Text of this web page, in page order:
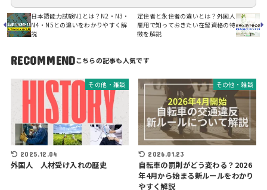
日本語能力試験N1とは？N2・N3・
N4・N5との違いをわかりやすく解
説
定住者と永住者の違いとは？外国人
雇用で知っておきたい在留資格の特
徴を解説
RECOMMEND
その他・雑談
2025.12.04
外国人 人材受け入れの歴史
その他・雑談
2026.01.23
自転車の罰則がどう変わる？2026
年4月から始まる新ルールをわかり
やすく解説